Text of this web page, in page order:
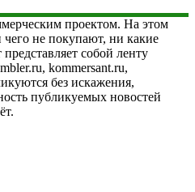
проектом. На этом
не покупают, ни какие
собой ленту
kommersant.ru,
без искажения,
публикуемых новостей